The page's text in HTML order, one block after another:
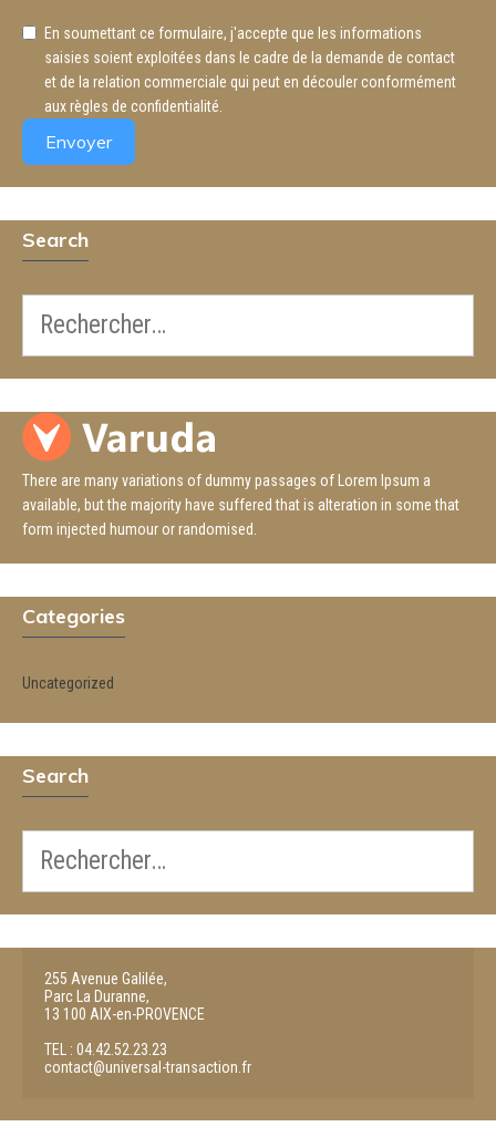
En soumettant ce formulaire, j'accepte que les informations
saisies soient exploitées dans le cadre de la demande de contact
et de la relation commerciale qui peut en découler conformément
aux règles de confidentialité.
Envoyer
Search
There are many variations of dummy passages of Lorem Ipsum a
available, but the majority have suffered that is alteration in some that
form injected humour or randomised.
Categories
Uncategorized
Search
255 Avenue Galilée,
Parc La Duranne,
13 100 AIX-en-PROVENCE
TEL : 04.42.52.23.23
contact@universal-transaction.fr